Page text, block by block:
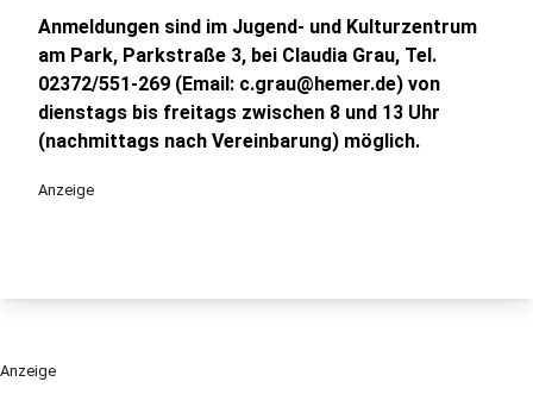
Anmeldungen sind im Jugend- und Kulturzentrum
am Park, Parkstraße 3, bei Claudia Grau, Tel.
02372/551-269 (Email: c.grau@hemer.de) von
dienstags bis freitags zwischen 8 und 13 Uhr
(nachmittags nach Vereinbarung) möglich.
Anzeige
Anzeige